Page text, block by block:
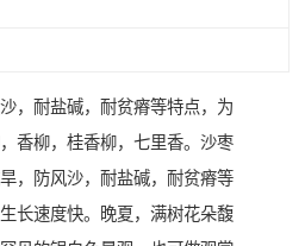
，耐盐碱，耐贫瘠等特点，为
香柳，桂香柳，七里香。沙枣
，防风沙，耐盐碱，耐贫瘠等
长速度快。晚夏，满树花朵馥